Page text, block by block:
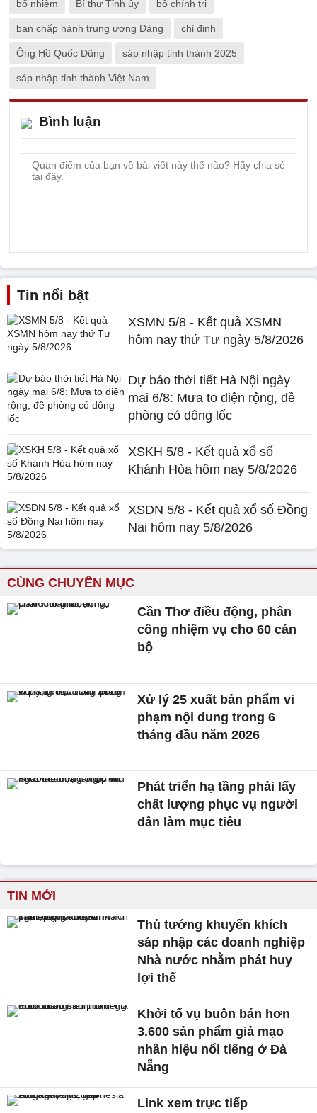
bổ nhiệm Bí thư Tỉnh ủy bộ chính trị
ban chấp hành trung ương Đảng chỉ định
Ông Hồ Quốc Dũng sáp nhập tỉnh thành 2025
sáp nhập tỉnh thành Việt Nam
Bình luận
Tin nổi bật
XSMN 5/8 - Kết quả XSMN
hôm nay thứ Tư ngày 5/8/2026
Dự báo thời tiết Hà Nội ngày
mai 6/8: Mưa to diện rộng, đề
phòng có dông lốc
XSKH 5/8 - Kết quả xổ số
Khánh Hòa hôm nay 5/8/2026
XSDN 5/8 - Kết quả xổ số Đồng
Nai hôm nay 5/8/2026
CÙNG CHUYÊN MỤC
Cần Thơ điều động, phân
công nhiệm vụ cho 60 cán
bộ
Xử lý 25 xuất bản phẩm vi
phạm nội dung trong 6
tháng đầu năm 2026
Phát triển hạ tầng phải lấy
chất lượng phục vụ người
dân làm mục tiêu
TIN MỚI
Thủ tướng khuyến khích
sáp nhập các doanh nghiệp
Nhà nước nhằm phát huy
lợi thế
Khởi tố vụ buôn bán hơn
3.600 sản phẩm giả mạo
nhãn hiệu nổi tiếng ở Đà
Nẵng
Link xem trực tiếp